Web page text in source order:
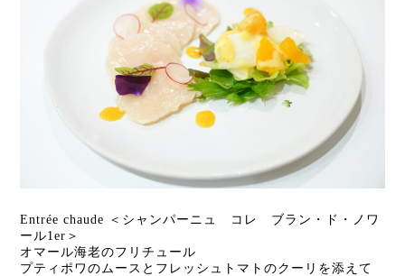
Entrée chaude ＜シャンパーニュ コレ ブラン・ド・ノワ
ール1er＞
オマール海老のフリチュール
プティポワのムースとフレッシュトマトのクーリを添えて